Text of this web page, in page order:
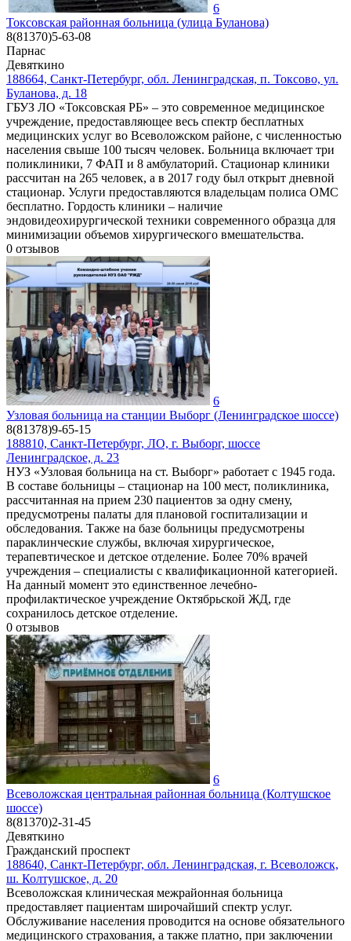
6
Токсовская районная больница (улица Буланова)
8(81370)5-63-08
Парнас
Девяткино
188664, Санкт-Петербург, обл. Ленинградская, п. Токсово, ул.
Буланова, д. 18
ГБУЗ ЛО «Токсовская РБ» – это современное медицинское
учреждение, предоставляющее весь спектр бесплатных
медицинских услуг во Всеволожском районе, с численностью
населения свыше 100 тысяч человек. Больница включает три
поликлиники, 7 ФАП и 8 амбулаторий. Стационар клиники
рассчитан на 265 человек, а в 2017 году был открыт дневной
стационар. Услуги предоставляются владельцам полиса ОМС
бесплатно. Гордость клиники – наличие
эндовидеохирургической техники современного образца для
минимизации объемов хирургического вмешательства.
0 отзывов
6
Узловая больница на станции Выборг (Ленинградское шоссе)
8(81378)9-65-15
188810, Санкт-Петербург, ЛO, г. Выборг, шоссе
Ленинградское, д. 23
НУЗ «Узловая больница на ст. Выборг» работает с 1945 года.
В составе больницы – стационар на 100 мест, поликлиника,
рассчитанная на прием 230 пациентов за одну смену,
предусмотрены палаты для плановой госпитализации и
обследования. Также на базе больницы предусмотрены
параклинческие службы, включая хирургическое,
терапевтическое и детское отделение. Более 70% врачей
учреждения – специалисты с квалификационной категорией.
На данный момент это единственное лечебно-
профилактическое учреждение Октябрьской ЖД, где
сохранилось детское отделение.
0 отзывов
6
Всеволожская центральная районная больница (Колтушское
шоссе)
8(81370)2-31-45
Девяткино
Гражданский проспект
188640, Санкт-Петербург, обл. Ленинградская, г. Всеволожск,
ш. Колтушское, д. 20
Всеволожская клиническая межрайонная больница
предоставляет пациентам широчайший спектр услуг.
Обслуживание населения проводится на основе обязательного
медицинского страхования, а также платно, при заключении